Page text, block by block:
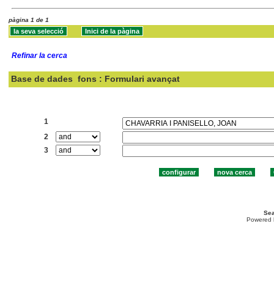
pàgina 1 de 1
Refinar la cerca
Base de dades fons : Formulari avançat
1
2
3
Powered